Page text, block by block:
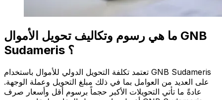
ما هي رسوم وتكاليف تحويل الأموال GNB
Sudameris ؟
تعتمد تكلفة التحويل الدولي للأموال باستخدام GNB Sudameris
على العديد من العوامل بما في ذلك مبلغ التحويل وعملة الوجهة.
عادةً ما تأتي التحويلات الأكبر حجماً برسوم أقل وأسعار صرف